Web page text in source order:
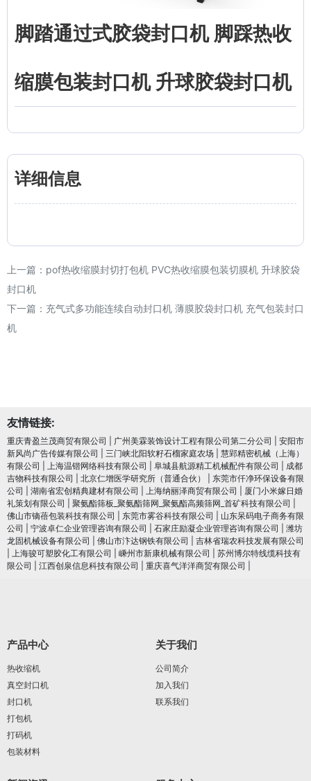
脚踏通过式胶袋封口机 脚踩热收
缩膜包装封口机 升球胶袋封口机
详细信息
上一篇： pof热收缩膜封切打包机 PVC热收缩膜包装切膜机 升球胶袋
封口机
下一篇： 充气式多功能连续自动封口机 薄膜胶袋封口机 充气包装封口
机
友情链接:
重庆青盈兰茂商贸有限公司 广州美霖装饰设计工程有限公司第二分公司
安阳市
新风尚广告传媒有限公司
三门峡北阳软籽石榴家庭农场
慧郢精密机械（上海）
有限公司
上海温锴网络科技有限公司 阜城县航源精工机械配件有限公司
成都
吉物科技有限公司
北京仁增医学研究所（普通合伙）
东莞市仟净环保设备有限
公司
湖南省宏创精典建材有限公司 上海纳丽泽商贸有限公司
厦门小米嫁日婚
礼策划有限公司
聚氨酯筛板_聚氨酯筛网_聚氨酯高频筛网_首矿科技有限公司
佛山市镝蓓包装科技有限公司
东莞市雾谷科技有限公司
山东呆码电子商务有限
公司
宁波卓仁企业管理咨询有限公司 石家庄励凝企业管理咨询有限公司
潍坊
龙固机械设备有限公司
佛山市汴达钢铁有限公司
吉林省瑞农科技发展有限公司
上海骏可塑胶化工有限公司 嵊州市新康机械有限公司
苏州博尔特线缆科技有
限公司
江西创泉信息科技有限公司 重庆喜气洋洋商贸有限公司
产品中心
热收缩机
真空封口机
封口机
打包机
打码机
包装材料
关于我们
公司简介
加入我们
联系我们